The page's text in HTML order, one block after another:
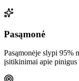
Pasąmonė
Pasąmonėje slypi 95%
įsitikinimai apie pinigus